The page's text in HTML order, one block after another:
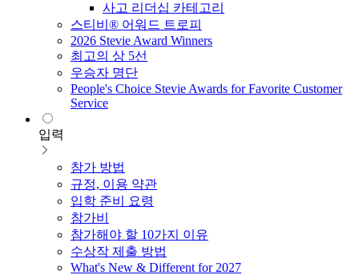
사고 리더십 카테고리
스티비® 어워드 트로피
2026 Stevie Award Winners
최고의 상 5선
우승자 명단
People's Choice Stevie Awards for Favorite Customer
Service
입력
참가 방법
규정, 이용 약관
입학 준비 요령
참가비
참가해야 할 10가지 이유
수상작 제출 방법
What's New & Different for 2027